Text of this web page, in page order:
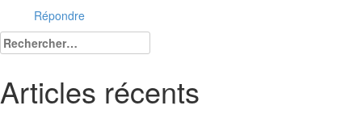
Répondre
Rechercher :
Articles récents